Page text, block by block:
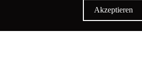
Akzeptieren